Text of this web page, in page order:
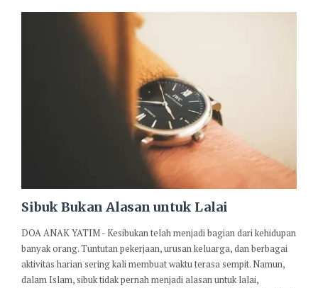
Sibuk Bukan Alasan untuk Lalai
DOA ANAK YATIM - Kesibukan telah menjadi bagian dari kehidupan
banyak orang. Tuntutan pekerjaan, urusan keluarga, dan berbagai
aktivitas harian sering kali membuat waktu terasa sempit. Namun,
dalam Islam, sibuk tidak pernah menjadi alasan untuk lalai,